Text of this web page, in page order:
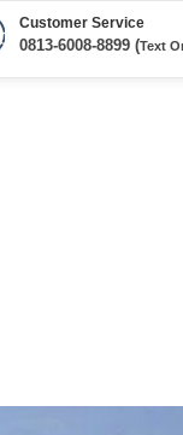
Customer Service
0813-6008-8899 (Text